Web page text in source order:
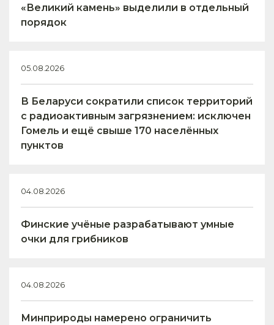
«Великий камень» выделили в отдельный
порядок
05.08.2026
В Беларуси сократили список территорий
с радиоактивным загрязнением: исключен
Гомель и ещё свыше 170 населённых
пунктов
04.08.2026
Финские учёные разрабатывают умные
очки для грибников
04.08.2026
Минприроды намерено ограничить